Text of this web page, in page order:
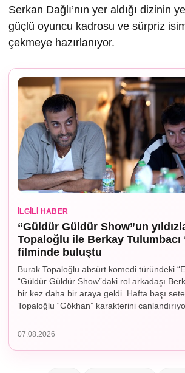
Serkan Dağlı’nın yer aldığı dizinin
güçlü oyuncu kadrosu ve sürpriz
çekmeye hazırlanıyor.
İLGILI HABER
“Güldür Güldür Show”un
Topaloğlu ile Berkay Tulumbacı
filminde buluştu
Burak Topaloğlu absürt komedi türündeki
“Güldür Güldür Show”daki rol arkadaşı
bir kez daha bir araya geldi. Hafta başı
Topaloğlu “Gökhan” karakterini
07.08.2026